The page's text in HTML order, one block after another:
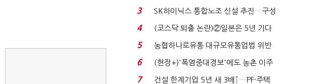
세 이어진다...
3
SK하이닉스 통합노조 신설 추진…구성
원 간 성과급 불...
4
(코스닥 퇴출 논란)②일본은 5년 기다
려주는데 우리는 ...
5
농협하나로유통 대규모유통업법 위반
적발…공정위, 과...
6
(현장+)'폭염중대경보'에도 농촌 이주
노동자는 강행군…'야...
7
건설 한계기업 5년 새 3배↑…PF·주택